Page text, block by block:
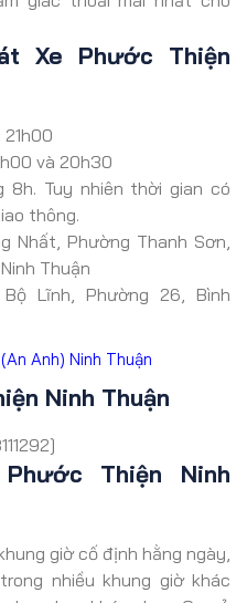
Xe Phước Thiện
và 20h30
8h. Tuy nhiên thời gian có
thông.
Nhất, Phường Thanh Sơn,
Thuận
Lĩnh, Phường 26, Bình
Anh) Ninh Thuận
Ninh Thuận
Thiện Ninh
giờ cố định hằng ngày,
nhiều khung giờ khác